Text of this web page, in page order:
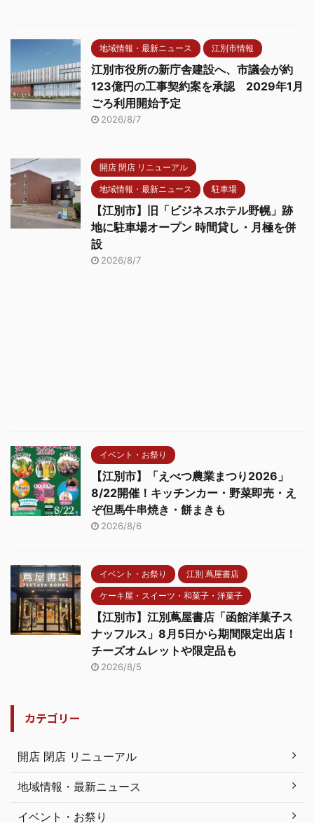
地域情報・最新ニュース 江別市情報
江別市役所の新庁舎建設へ、市議会が約
123億円の工事契約案を承認 2029年1月
ごろ利用開始予定
2026/8/7
開店 閉店 リニューアル
地域情報・最新ニュース 駐車場
【江別市】旧「ビジネスホテル野幌」跡
地に駐車場オープン 時間貸し・月極を併
設
2026/8/7
イベント・お祭り
【江別市】「えべつ農業まつり2026」
8/22開催！キッチンカー・野菜即売・え
ぞ但馬牛串焼き・餅まきも
2026/8/6
イベント・お祭り 江別 蔦屋書店
ケーキ屋・スイーツ・和菓子・洋菓子
【江別市】江別蔦屋書店「函館洋菓子ス
ナッフルス」8月5日から期間限定出店！
チーズオムレットや限定品も
2026/8/5
カテゴリー
開店 閉店 リニューアル
地域情報・最新ニュース
イベント・お祭り